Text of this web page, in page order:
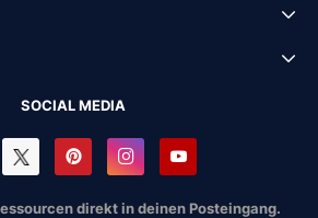
SOCIAL MEDIA
direkt in deinen Posteingang.